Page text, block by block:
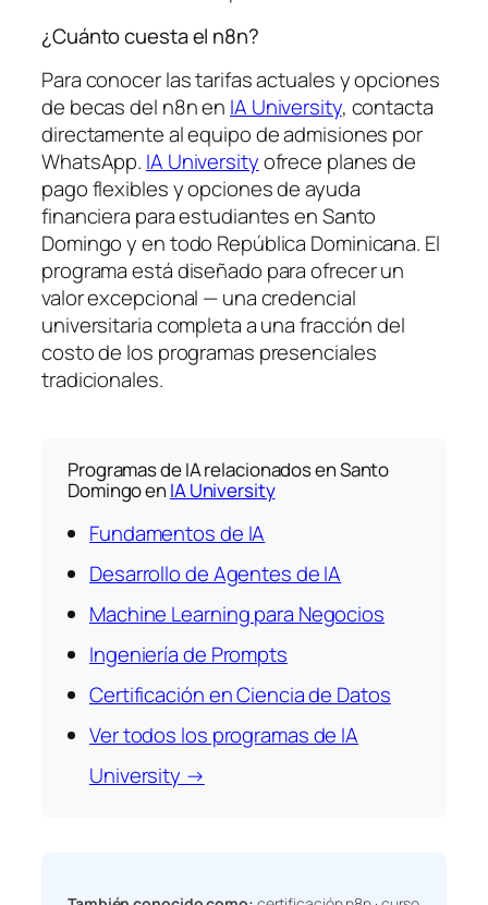
¿Cuánto cuesta el n8n?
Para conocer las tarifas actuales y opciones
de becas del n8n en IA University, contacta
directamente al equipo de admisiones por
WhatsApp. IA Universityofrece planes de
pago flexibles y opciones de ayuda
financiera para estudiantes en Santo
Domingo y en todo República Dominicana. El
programa está diseñado para ofrecer un
valor excepcional — una credencial
universitaria completa a una fracción del
costo de los programas presenciales
tradicionales.
Programas de IA relacionados en Santo
Domingo en IA University
Fundamentos de IA
Desarrollo de Agentes de IA
Machine Learning para Negocios
Ingeniería de Prompts
Certificación en Ciencia de Datos
Ver todos los programas de IA
University →